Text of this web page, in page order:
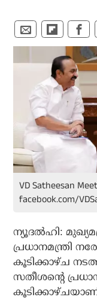
VD Satheesan
facebook.com/
ന്യൂദല്‍ഹി:
പ്രധാനമന്ത്രി
കൂടിക്കാഴ്ച
സതീശന്റെ